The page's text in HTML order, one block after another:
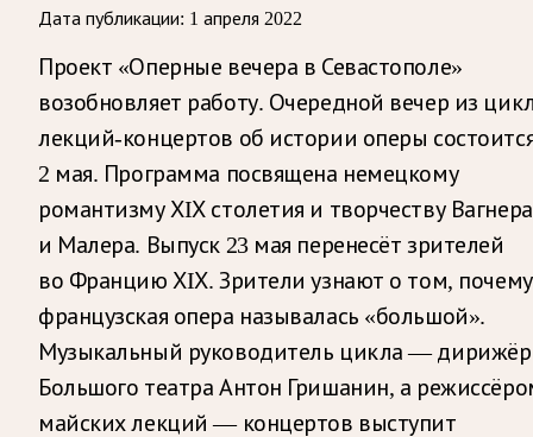
Дата публикации: 1 апреля 2022
Проект «Оперные вечера в Севастополе»
возобновляет работу. Очередной вечер из
лекций-концертов об истории оперы
2 мая. Программа посвящена немецкому
романтизму ХIХ столетия и творчеству Вагнера
и Малера. Выпуск 23 мая перенесёт зрителей
во Францию ХIХ. Зрители узнают о том, почему
французская опера называлась «большой».
Музыкальный руководитель цикла — дирижёр
Большого театра Антон Гришанин, а
майских лекций — концертов выступит